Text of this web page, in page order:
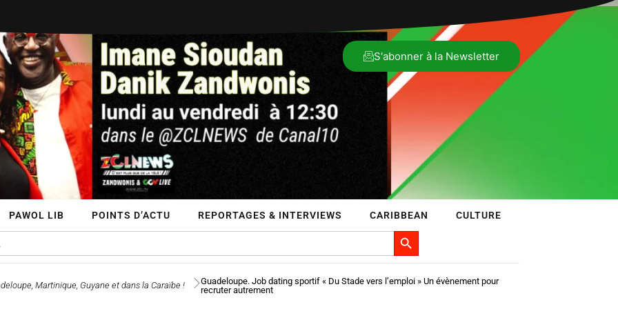
S'abonner à la Newsletter
PAWOL LIB POINTS D’ACTU REPORTAGES & INTERVIEWS CARIBBEAN CULTURE
Search Button
Martinique, Guyane et dans la Caraïbe !
Guadeloupe. Job dating sportif « Du Stade vers l’emploi » Un évènement pour
recruter autrement